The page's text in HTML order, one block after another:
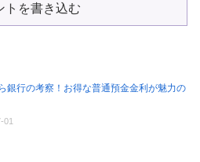
トを書き込む
銀行の考察！お得な普通預金金利が魅力の
01